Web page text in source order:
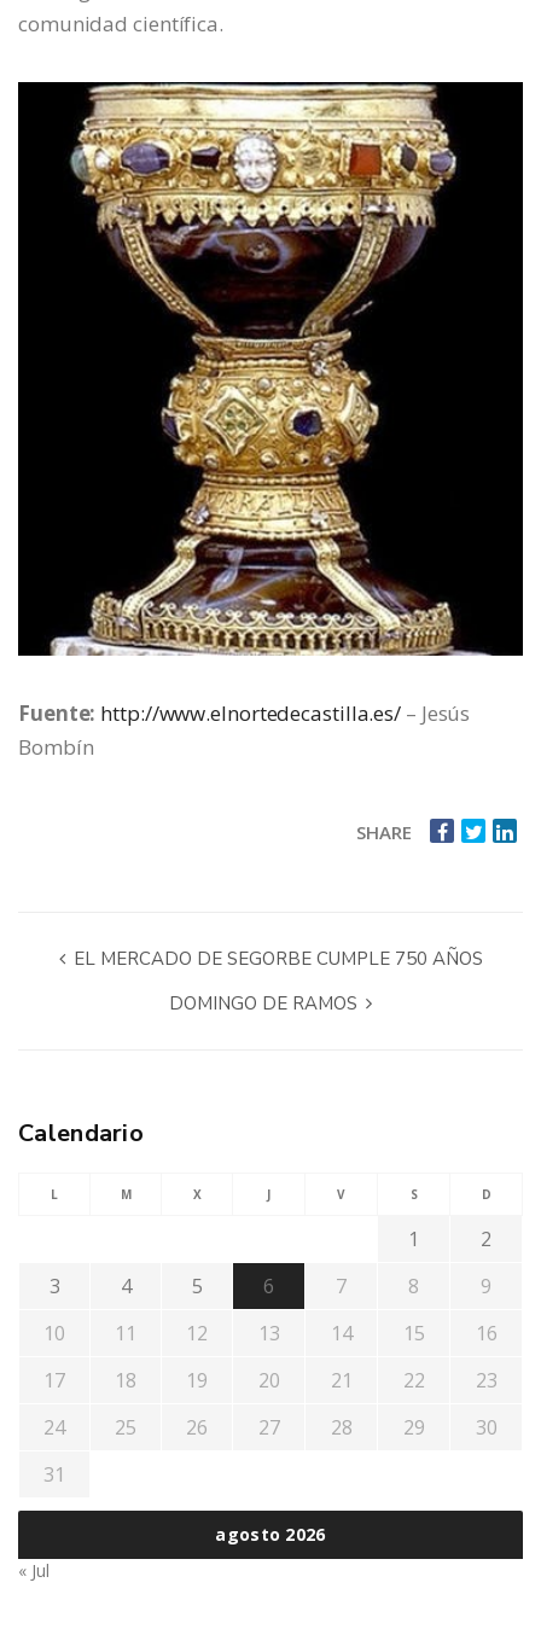
comunidad científica.
Fuente: http://www.elnortedecastilla.es/ – Jesús
Bombín
SHARE
EL MERCADO DE SEGORBE CUMPLE 750 AÑOS
DOMINGO DE RAMOS
Calendario
agosto 2026
L M X J V S D
1
2
3
4 5 6 7 8
9
10
11 12 13 14 15
16
17
18 19 20 21 22
23
24
25 26 27 28 29
30
31
« Jul